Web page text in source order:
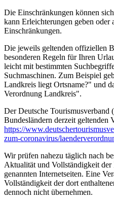
Die Einschränkungen können
kann Erleichterungen geben oder
Einschränkungen.
Die jeweils geltenden offiziellen
besonderen Regeln für Ihren
leicht mit bestimmten
Suchmaschinen. Zum Beispiel
Landkreis liegt Ortsname?" und
Verordnung Landkreis".
Der Deutsche Tourismusverband
Bundesländern derzeit geltenden
https://
zum-coronavirus/­
Wir prüfen nahezu täglich nach
Aktualität und Vollständigkeit der
genannten Internetseiten. Eine
Vollständigkeit der dort
dennoch nicht übernehmen.